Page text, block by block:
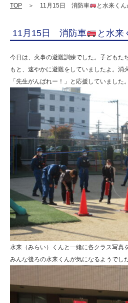
き
ま
し
た
|
学
校
法
人
明
善
学
園
幼
保
連
携
型
TOP ＞ 11月15日 消防車 と水来くん
11月15日 消防車 と水来
今日は、火事の避難訓練でした。子どもた
もと、速やかに避難をしていましたよ。消
「先生がんばれー！」と応援していました。
水来（みらい）くんと一緒に各クラス写真
みんな後ろの水来くんが気になるようでし